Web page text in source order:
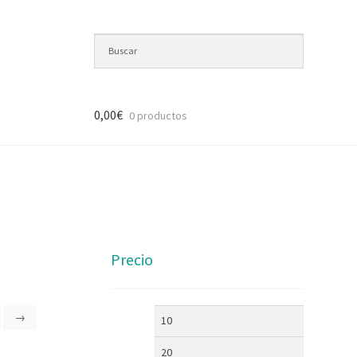
0,00€ 0 productos
→
Precio